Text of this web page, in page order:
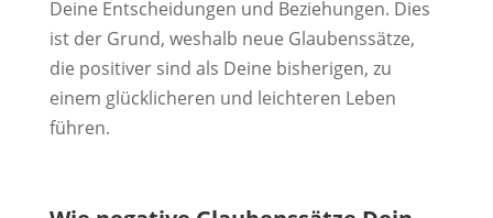
Deine Entscheidungen und Beziehungen. Dies
ist der Grund, weshalb neue Glaubenssätze,
die positiver sind als Deine bisherigen, zu
einem glücklicheren und leichteren Leben
führen.